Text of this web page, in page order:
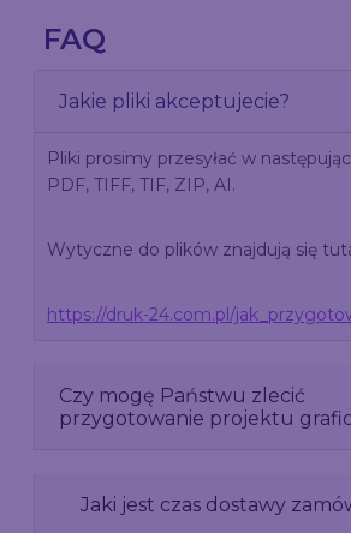
FAQ
Jakie pliki akceptujecie?
Pliki prosimy przesyłać w
PDF, TIFF, TIF, ZIP, AI.
Wytyczne do plików znajdują się
https://druk-24.com.pl/
Czy mogę Państwu zlecić
przygotowanie projektu
Jaki jest czas dostawy